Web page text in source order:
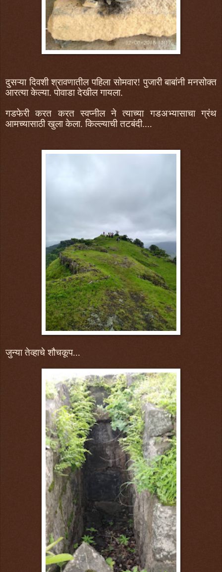
दुसऱ्या दिवशी श्रावणातील पहिला सोमवार! पुजारी बाबांनी मनसोक्त
आरत्या केल्या. पोवाडा देखील गायला.
गडफेरी करत करत स्वप्नील ने त्याच्या गडअभ्यासाचा ग्रंथ
आमच्यासाठी खुला केला. किल्ल्याची तटबंदी....
जुन्या तेव्हाचे शौचकूप...